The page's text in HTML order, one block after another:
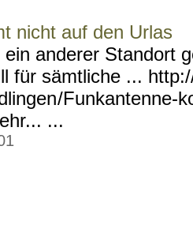
nicht auf den Urlas
anderer Standort
für sämtliche ...
/Funkantenne-
...